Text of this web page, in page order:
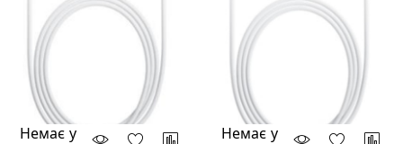
Немає у
Немає у